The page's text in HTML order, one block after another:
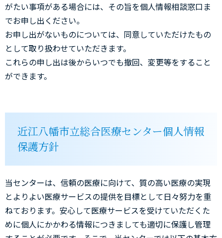
がたい事項がある場合には、その旨を個人情報相談窓口ま
でお申し出ください。
お申し出がないものについては、同意していただけたもの
として取り扱わせていただきます。
これらの申し出は後からいつでも撤回、変更等をすること
ができます。
近江八幡市立総合医療センター個人情報
保護方針
当センターは、信頼の医療に向けて、質の高い医療の実現
とよりよい医療サービスの提供を目標として日々努力を重
ねております。安心して医療サービスを受けていただくた
めに個人にかかわる情報につきましても適切に保護し管理